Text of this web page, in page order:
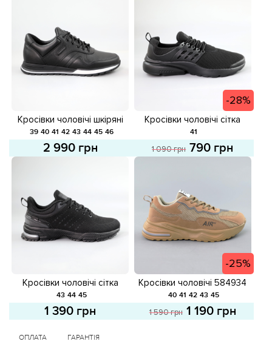
Кросівки чоловічі шкіряні
581623 Чорні
39 40 41 42 43 44 45 46
2 990 грн
-28%
Кросівки чоловічі сітка
583398 Чорні розпродаж
41
1 090 грн 790 грн
Кросівки чоловічі сітка
584673 Чорні
43 44 45
1 390 грн
-25%
Кросівки чоловічі 584934
Бежеві розпродаж
40 41 42 43 45
1 590 грн 1 190 грн
ОПЛАТА ГАРАНТІЯ